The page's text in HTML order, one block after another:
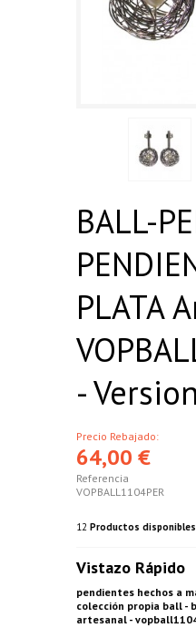
BALL-
PLATA
-
Precio Rebajado:
64,00 €
Referencia
VOPBALL1104PER
12 Productos disponibles
Vistazo Rápido
pendientes hechos a
colección propia ball
artesanal -